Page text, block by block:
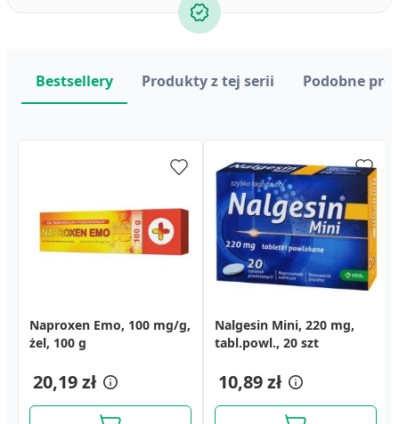
Naproxen Emo, 100 mg/g,
żel, 100 g
20,19 zł
Nalgesin Mini, 220 mg,
tabl.powl., 20 szt
10,89 zł
Bestsellery Produkty z tej serii Podobne
Naxii, 220 mg, tabletki
powlekane, 20 szt.
20,89 zł
Aleve, 220 mg, tabletki
powlekane, 12 szt.
21,39 zł
Kompres żelowy,
zimno/ciepło, 12 x 18 cm
Isla-Moos, pastylki do
ssania, 30 szt.